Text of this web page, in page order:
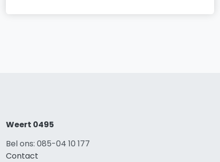
Weert 0495
Bel ons: 085-04 10 177
Contact